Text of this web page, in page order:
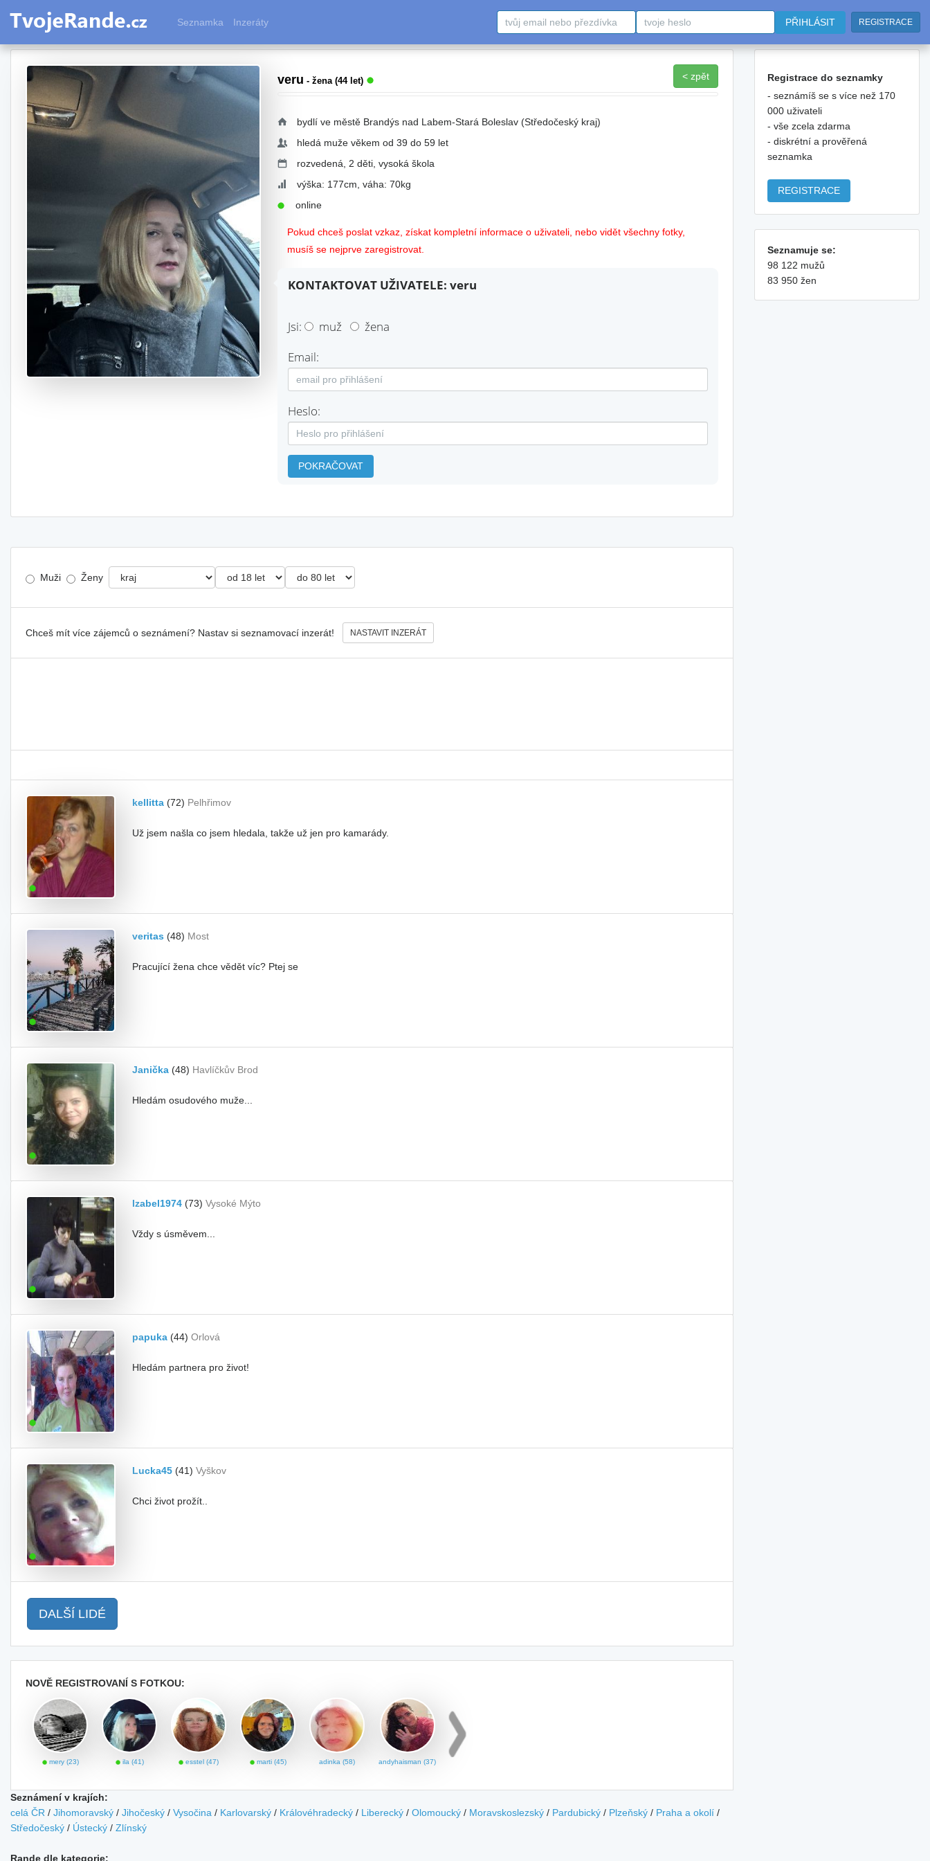
Seznamka Inzeráty PŘIHLÁSIT REGISTRACE
veru - žena (44 let) < zpět
bydlí ve městě Brandýs nad Labem-Stará Boleslav (Středočeský kraj)
hledá muže věkem od 39 do 59 let
rozvedená, 2 děti, vysoká škola
výška: 177cm, váha: 70kg
online
Pokud chceš poslat vzkaz, získat kompletní informace o uživateli, nebo vidět všechny fotky,
musíš se nejprve zaregistrovat.
KONTAKTOVAT UŽIVATELE: veru
Jsi: muž
žena
Email:
Heslo:
POKRAČOVAT
Muži Ženy
Chceš mít více zájemců o seznámení? Nastav si seznamovací inzerát! NASTAVIT INZERÁT
kellitta (72) Pelhřimov
Už jsem našla co jsem hledala, takže už jen pro kamarády.
veritas (48) Most
Pracující žena chce vědět víc? Ptej se
Janička (48) Havlíčkův Brod
Hledám osudového muže...
Izabel1974 (73) Vysoké Mýto
Vždy s úsměvem...
papuka (44) Orlová
Hledám partnera pro život!
Lucka45 (41) Vyškov
Chci život prožít..
DALŠÍ LIDÉ
NOVĚ REGISTROVANÍ S FOTKOU:
mery (23) ila (41) esstel (47) marti (45) adinka (58) andyhaisman (37)
Seznámení v krajích:
celá ČR / Jihomoravský / Jihočeský / Vysočina / Karlovarský / Královéhradecký / Liberecký / Olomoucký / Moravskoslezský / Pardubický / Plzeňský / Praha a okolí /
Středočeský / Ústecký / Zlínský
Rande dle kategorie:
Registrace do seznamky
- seznámíš se s více než 170
000 uživateli
- vše zcela zdarma
- diskrétní a prověřená
seznamka
REGISTRACE
Seznamuje se:
98 122 mužů
83 950 žen